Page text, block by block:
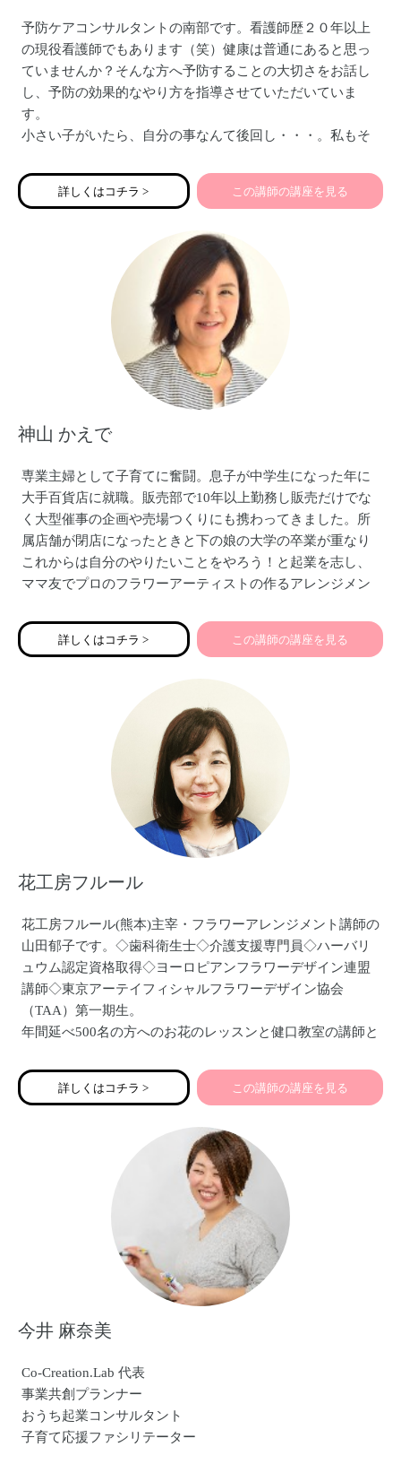
予防ケアコンサルタントの南部です。看護師歴２０年以上
の現役看護師でもあります（笑）健康は普通にあると思っ
ていませんか？そんな方へ予防することの大切さをお話し
し、予防の効果的なやり方を指導させていただいていま
す。
小さい子がいたら、自分の事なんて後回し・・・。私もそ
ためにママ自身の事を、考えるきっかけになれたら嬉しい
です。
詳しくはコチラ > この講師の講座を見る
神山 かえで
専業主婦として子育てに奮闘。息子が中学生になった年に
大手百貨店に就職。販売部で10年以上勤務し販売だけでな
く大型催事の企画や売場つくりにも携わってきました。所
属店舗が閉店になったときと下の娘の大学の卒業が重なり
これからは自分のやりたいことをやろう！と起業を志し、
ママ友でプロのフラワーアーティストの作るアレンジメン
加した起業塾の主催者から販売についてアドバイスする仕
事をして欲しいと依頼され販売アドバイザーを始めまし
た経験も踏まえ実践的な方法をアドバイスしています。
詳しくはコチラ > この講師の講座を見る
花工房フルール
花工房フルール(熊本)主宰・フラワーアレンジメント講師の
山田郁子です。◇歯科衛生士◇介護支援専門員◇ハーバリ
ュウム認定資格取得◇ヨーロピアンフラワーデザイン連盟
講師◇東京アーテイフィシャルフラワーデザイン協会
（TAA）第一期生。
年間延べ500名の方へのお花のレッスンと健口教室の講師と
空間作り、暮らしを彩る様々なフラワーアレンジメント作
品をご提供しています。健口教室では、笑顔・アンチエイ
いをまじえながら楽しくレッスンさせて頂いています。ど
うぞよろしくお願いいたします。
詳しくはコチラ > この講師の講座を見る
今井 麻奈美
Co-Creation.Lab 代表
事業共創プランナー
おうち起業コンサルタント
子育て応援ファシリテーター